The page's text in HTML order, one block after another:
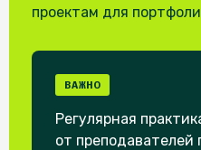
проектам для
ВАЖНО
Регулярная
от преподавателей